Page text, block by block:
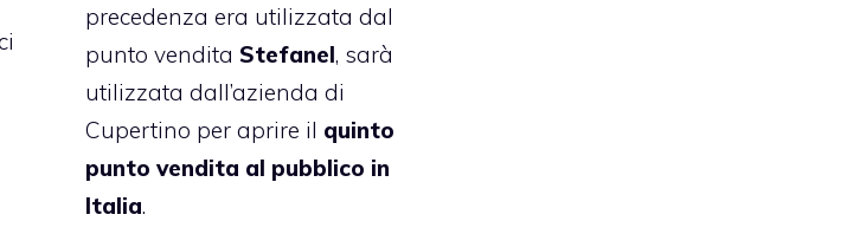
precedenza era utilizzata dal
punto venditaStefanel, sarà
utilizzata dall’azienda di
Cupertino per aprire il quinto
punto vendita al pubblico in
Italia.